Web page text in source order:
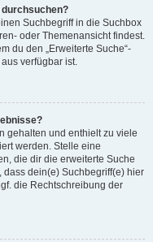
durchsuchen?
Suchbegriff in die Suchbox
oder Themenansicht findest.
du den „Erweiterte Suche“-
verfügbar ist.
gehalten und enthielt zu viele
werden. Stelle eine
die dir die erweiterte Suche
dass dein(e) Suchbegriff(e) hier
die Rechtschreibung der